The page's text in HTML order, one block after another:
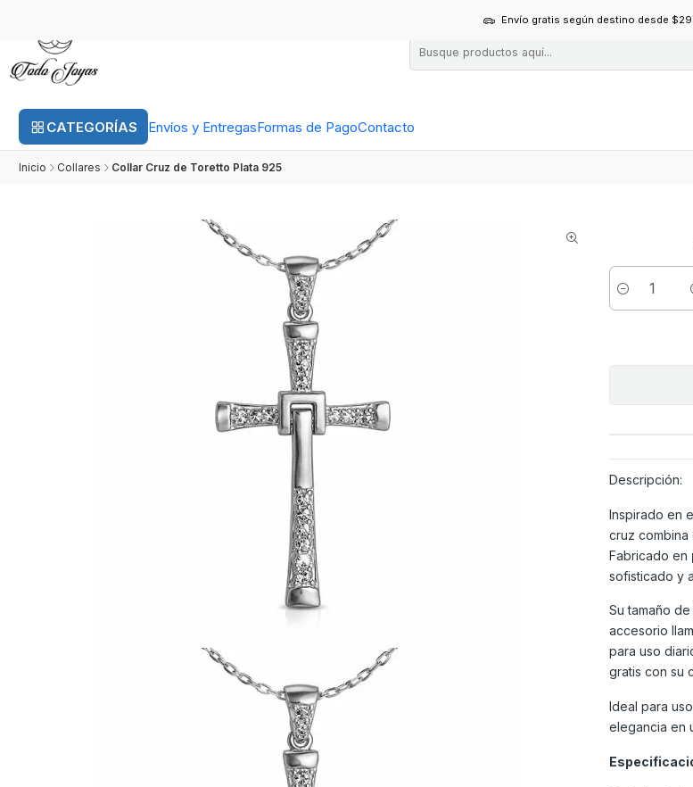
CATEGORÍAS Envíos y EntregasFormas de PagoContacto
Envío gratis según destino desde
Inicio Collares Collar Cruz de Toretto Plata 925
Cantidad
Descripción:
Inspirado en
cruz combina
Fabricado en
sofisticado y
Su tamaño
accesorio
para uso
gratis con su
Ideal para
elegancia en